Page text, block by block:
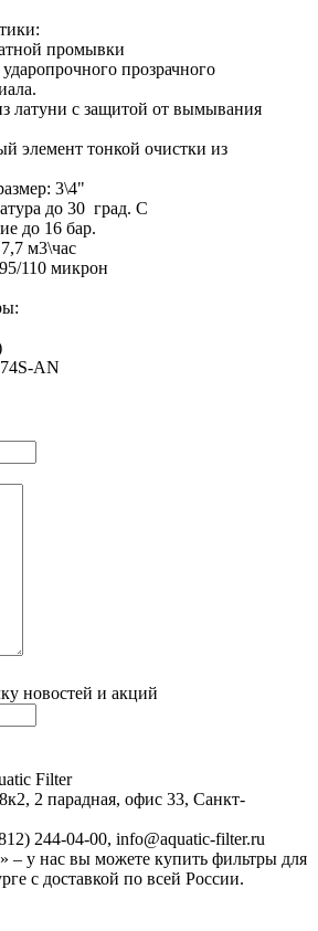
промывки
прозрачного
латуни с защитой от вымывания
элемент тонкой очистки из
3\4"
до 30 град. С
до 16 бар.
м3\час
110 микрон
AN
новостей и акций
Filter
2 парадная, офис 33, Санкт-
244-04-00, info@aquatic-filter.ru
у нас вы можете купить фильтры для
с доставкой по всей России.